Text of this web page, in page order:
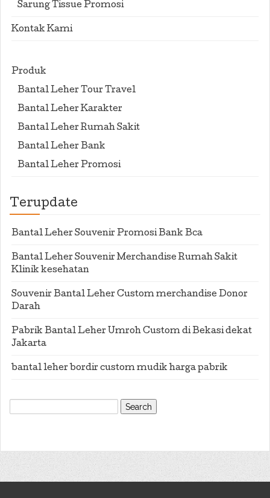
Sarung Tissue Promosi
Kontak Kami
Produk
Bantal Leher Tour Travel
Bantal Leher Karakter
Bantal Leher Rumah Sakit
Bantal Leher Bank
Bantal Leher Promosi
Terupdate
Bantal Leher Souvenir Promosi Bank Bca
Bantal Leher Souvenir Merchandise Rumah Sakit
Klinik kesehatan
Souvenir Bantal Leher Custom merchandise Donor
Darah
Pabrik Bantal Leher Umroh Custom di Bekasi dekat
Jakarta
bantal leher bordir custom mudik harga pabrik
Search
for: